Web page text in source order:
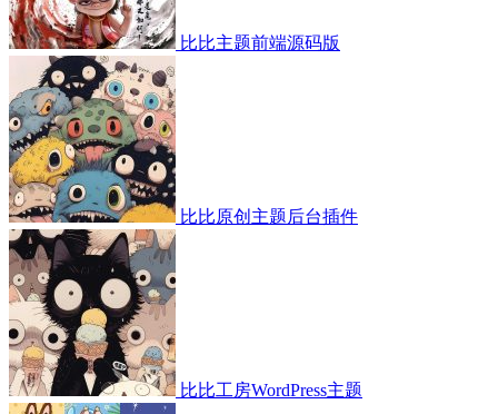
比比主题前端源码版
比比原创主题后台插件
比比工房WordPress主题